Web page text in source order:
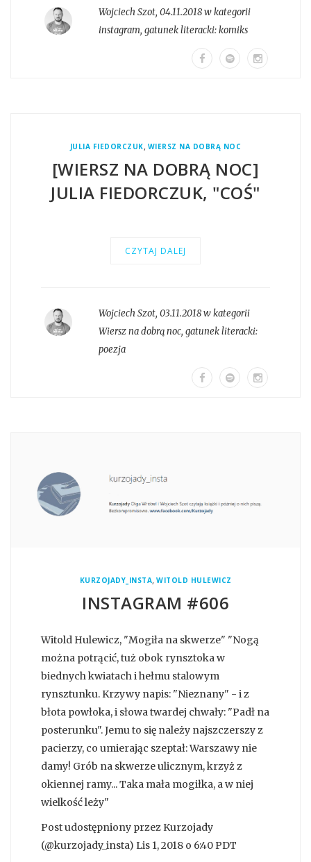
Wojciech Szot, 04.11.2018 w kategorii
instagram, gatunek literacki:komiks
JULIA FIEDORCZUK, WIERSZ NA DOBRĄ NOC
[WIERSZ NA DOBRĄ NOC]
JULIA FIEDORCZUK, "COŚ"
CZYTAJ DALEJ
Wojciech Szot, 03.11.2018 w kategorii
Wiersz na dobrą noc, gatunek literacki:
poezja
KURZOJADY_INSTA, WITOLD HULEWICZ
INSTAGRAM #606
Witold Hulewicz, "Mogiła na skwerze" "Nogą
można potrącić, tuż obok rynsztoka w
biednych kwiatach i hełmu stalowym
rynsztunku. Krzywy napis: "Nieznany" - i z
błota powłoka, i słowa twardej chwały: "Padł na
posterunku". Jemu to się należy najszczerszy z
pacierzy, co umierając szeptał: Warszawy nie
damy! Grób na skwerze ulicznym, krzyż z
okiennej ramy... Taka mała mogiłka, a w niej
wielkość leży"
Post udostępniony przez Kurzojady
(@kurzojady_insta) Lis 1, 2018 o 6:40 PDT